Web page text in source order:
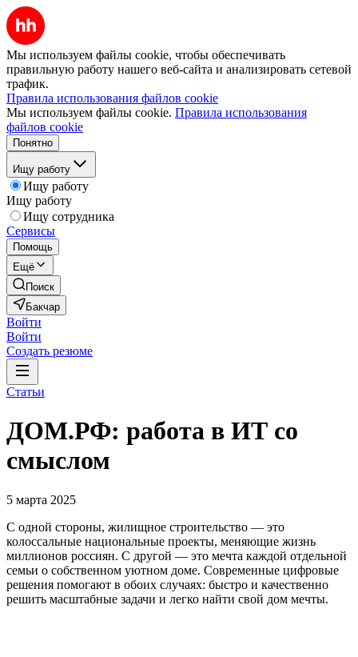
Мы используем файлы cookie, чтобы обеспечивать
правильную работу нашего веб-сайта и анализировать сетевой
трафик.
Правила использования файлов cookie
Мы используем файлы cookie. Правила использования
файлов cookie
Понятно
Ищу работу
Ищу работу
Ищу работу
Ищу сотрудника
Сервисы
Помощь
Ещё
Поиск
Бакчар
Войти
Войти
Создать резюме
Статьи
ДОМ.РФ: работа в ИТ со
смыслом
5 марта 2025
С одной стороны, жилищное строительство — это
колоссальные национальные проекты, меняющие жизнь
миллионов россиян. С другой — это мечта каждой отдельной
семьи о собственном уютном доме. Современные цифровые
решения помогают в обоих случаях: быстро и качественно
решить масштабные задачи и легко найти свой дом мечты.